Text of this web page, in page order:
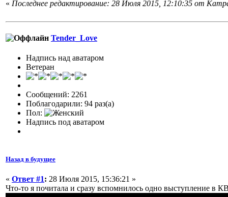
« Последнее редактирование: 28 Июля 2015, 12:10:35 от
Tender_Love
Надпись над аватаром
Ветеран
Сообщений: 2261
Поблагодарили: 94 раз(а)
Пол:
Надпись под аватаром
Назад в будущее
« Ответ #1: 28 Июля 2015, 15:36:21 »
Что-то я почитала и сразу вспомнилось одно выступление в